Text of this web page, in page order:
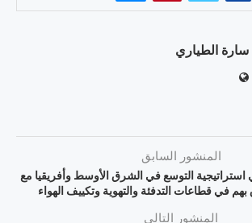
سارة الطياري
المنشور السابق
التوسع في الشرق الأوسط وأفريقيا مع
بهم في قطاعات التدفئة والتهوية وتكييف الهواء
المنشور التالي